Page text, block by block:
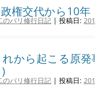
権交代から10年
のパリ修行日記 | 投稿日:
から起こる原
のパリ修行日記 | 投稿日: